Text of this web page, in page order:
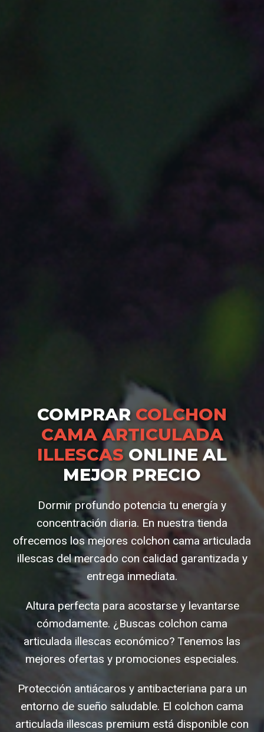
COMPRAR COLCHON
CAMA ARTICULADA
ILLESCAS ONLINE AL
MEJOR PRECIO
Dormir profundo potencia tu energía y
concentración diaria. En nuestra tienda
ofrecemos los mejores colchon cama articulada
illescas del mercado con calidad garantizada y
entrega inmediata.
Altura perfecta para acostarse y levantarse
cómodamente. ¿Buscas colchon cama
articulada illescas económico? Tenemos las
mejores ofertas y promociones especiales.
Protección antiácaros y antibacteriana para un
entorno de sueño saludable. El colchon cama
articulada illescas premium está disponible con